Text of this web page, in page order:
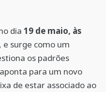
dia 19 de maio, às
, e surge como um
os padrões
para um novo
de estar associado ao